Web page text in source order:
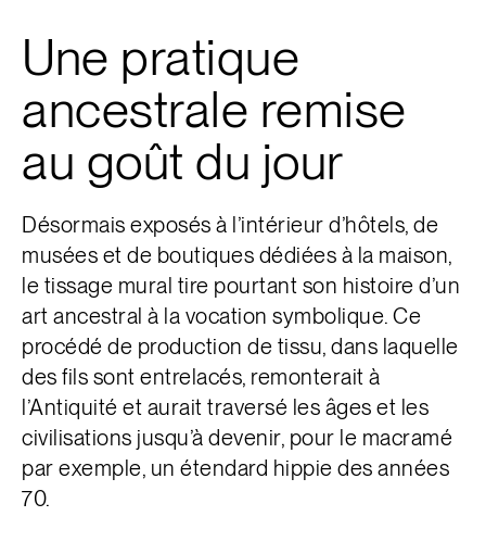
Une pratique
ancestrale remise
au goût du jour
Désormais exposés à l’intérieur d’hôtels, de
musées et de boutiques dédiées à la maison,
le tissage mural tire pourtant son histoire d’un
art ancestral à la vocation symbolique. Ce
procédé de production de tissu, dans laquelle
des fils sont entrelacés, remonterait à
l’Antiquité et aurait traversé les âges et les
civilisations jusqu’à devenir, pour le macramé
par exemple, un étendard hippie des années
70.